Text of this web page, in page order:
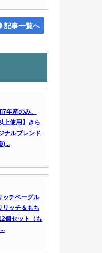
記事一覧へ
年産のみ、
上使用】きら
ナルブレンド
)...
ッチベーグル
リッチ＆もち
個セット（も